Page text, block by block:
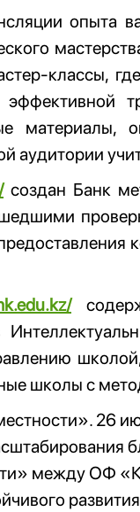
опыта
классы,
материалы,
аудитории
создан Банк
школы с
26
между ОФ